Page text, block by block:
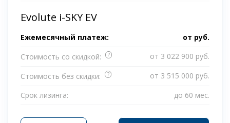
Evolute i-SKY EV
Ежемесячный платеж: от руб.
Стоимость со скидкой:
? от 3 022 900 руб.
Стоимость без скидки: ?
от 3 515 000 руб.
Срок лизинга:
до 60 мес.